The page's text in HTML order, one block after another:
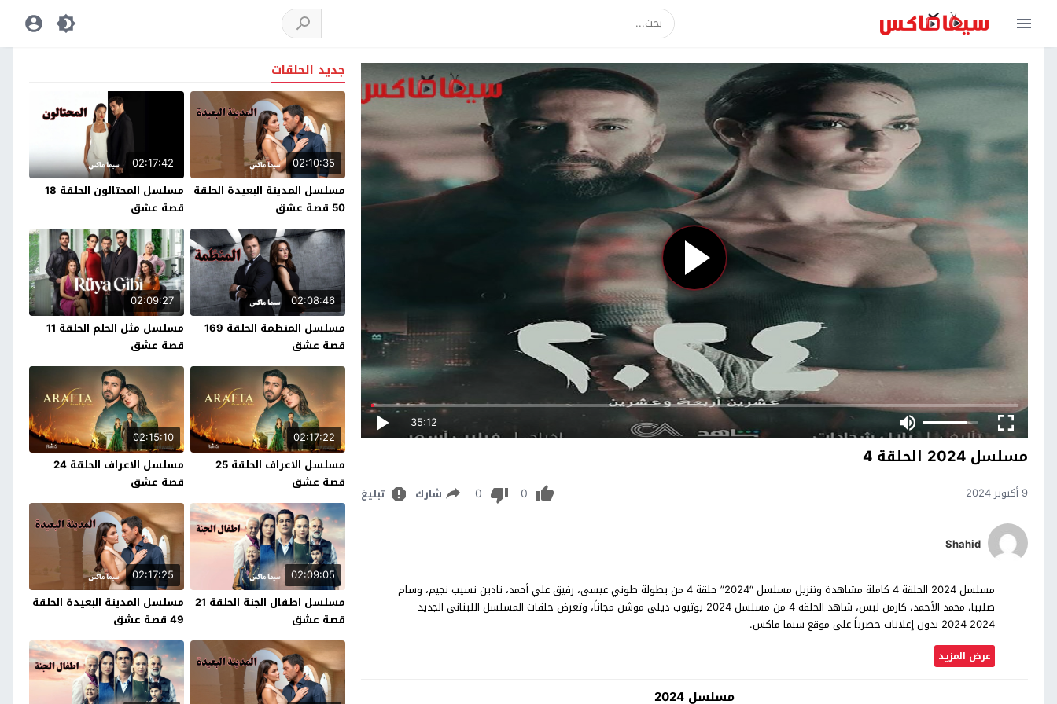
35:12
مسلسل 2024 الحلقة 4
9 أكتوبر 2024 0
0 شارك تبليغ
Shahid
مسلسل 2024 الحلقة 4 كاملة مشاهدة وتنزيل مسلسل “2024” حلقة 4 من بطولة طوني عيسى، رفيق علي أحمد، نادين نسيب نجيم، وسام
صليبا، محمد الأحمد، كارمن لبس، شاهد الحلقة 4 من مسلسل 2024 يوتيوب ديلي موشن مجاناً، وتعرض حلقات المسلسل اللبناني الجديد
2024 2024 بدون إعلانات حصرياً على موقع سيما ماكس.
عرض المزيد
مسلسل 2024
جديد الحلقات
02:10:35
مسلسل المدينة البعيدة الحلقة
50 قصة عشق
02:17:42
مسلسل المحتالون الحلقة 18
قصة عشق
02:08:46
مسلسل المنظمة الحلقة 169
قصة عشق
02:09:27
مسلسل مثل الحلم الحلقة 11
قصة عشق
02:17:22
مسلسل الاعراف الحلقة 25
قصة عشق
02:15:10
مسلسل الاعراف الحلقة 24
قصة عشق
02:09:05
مسلسل اطفال الجنة الحلقة 21
قصة عشق
02:17:25
مسلسل المدينة البعيدة الحلقة
49 قصة عشق